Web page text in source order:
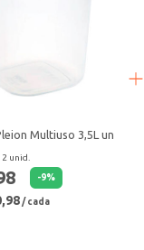
Multiuso 3,5L un
unid.
-9%
/ cada